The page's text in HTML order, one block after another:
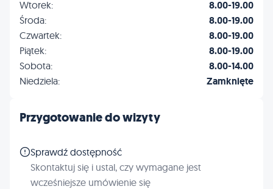
Wtorek: 8.00-19.00
Środa: 8.00-19.00
Czwartek: 8.00-19.00
Piątek: 8.00-19.00
Sobota: 8.00-14.00
Niedziela: Zamknięte
Przygotowanie do wizyty
Sprawdź dostępność
Skontaktuj się i ustal, czy wymagane jest
wcześniejsze umówienie się